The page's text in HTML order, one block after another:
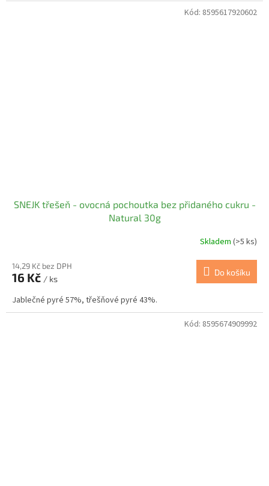
SNEJK třešeň - ovocná pochoutka bez přidaného cukru -
Natural 30g
Skladem (>5 ks)
14,29 Kč bez DPH
16 Kč / ks
Do košíku
Jablečné pyré 57%, třešňové pyré 43%.
Kód: 8595617920602
Kód: 8595674909992